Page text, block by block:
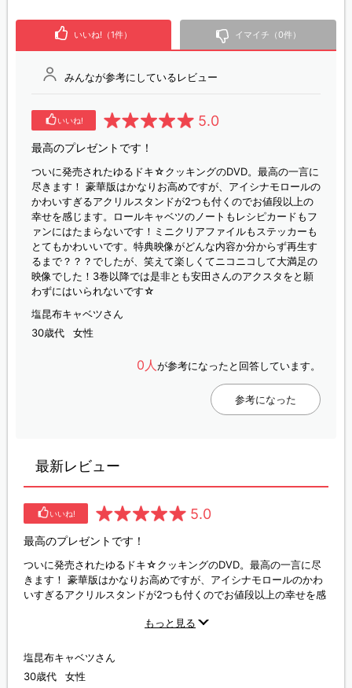
いいね!（1件） イマイチ（0件）
みんなが参考にしているレビュー
いいね! 5.0
最高のプレゼントです！
ついに発売されたゆるドキ☆クッキングのDVD。最高の一言に
尽きます！ 豪華版はかなりお高めですが、アイシナモロールの
かわいすぎるアクリルスタンドが2つも付くのでお値段以上の
幸せを感じます。ロールキャベツのノートもレシピカードもフ
ァンにはたまらないです！ミニクリアファイルもステッカーも
とてもかわいいです。特典映像がどんな内容か分からず再生す
るまで？？？でしたが、笑えて楽しくてニコニコして大満足の
映像でした！3巻以降では是非とも安田さんのアクスタをと願
わずにはいられないです☆
塩昆布キャベツさん
30歳代
女性
0人が参考になったと回答しています。
参考になった
最新レビュー
いいね! 5.0
最高のプレゼントです！
ついに発売されたゆるドキ☆クッキングのDVD。最高の一言に尽
きます！ 豪華版はかなりお高めですが、アイシナモロールのかわ
いすぎるアクリルスタンドが2つも付くのでお値段以上の幸せを感
まらないです！ミニクリアファイルもステッカーもとてもかわい
したが、笑えて楽しくてニコニコして大満足の映像でした！3巻以
降では是非とも安田さんのアクスタをと願わずにはいられないで
す☆
もっと見る
塩昆布キャベツさん
30歳代
女性